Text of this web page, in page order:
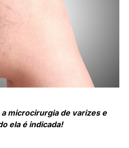
a microcirurgia de varizes e
ela é indicada!